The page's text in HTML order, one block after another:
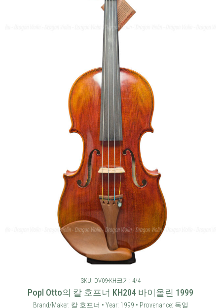
SKU: DV09-KH크기: 4/4
Popl Otto의 칼 호프너 KH204 바이올린 1999
Brand/Maker: 칼 호프너 • Year: 1999 • Provenance: 독일